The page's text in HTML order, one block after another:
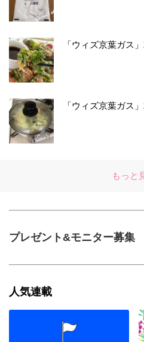
「ウィズ京葉ガス
「ウィズ京葉ガス
もっと
プレゼント&モニター募集
人気連載